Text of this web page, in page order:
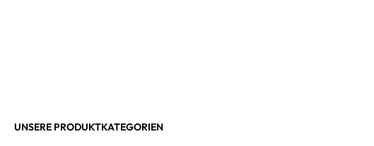
UNSERE PRODUKTKATEGORIEN